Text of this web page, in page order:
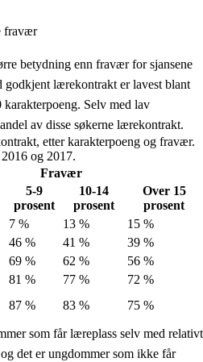
fravær
betydning enn fravær for sjansene
godkjent lærekontrakt er lavest blant
karakterpoeng. Selv med lav
av disse søkerne lærekontrakt.
etter karakterpoeng og fravær.
og 2017.
Fravær
5-9
prosent
10-14
prosent
Over 15
prosent
7 % 13 %
15 %
46 % 41 %
39 %
69 % 62 %
56 %
81 % 77 %
72 %
87 % 83 % 75 %
som får læreplass selv med relativt
det er ungdommer som ikke får